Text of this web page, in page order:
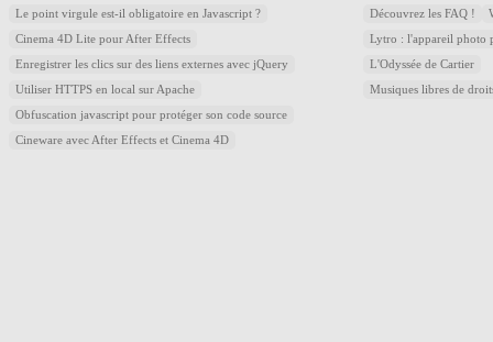
Le point virgule est-il obligatoire en Javascript ?
Cinema 4D Lite pour After Effects
Enregistrer les clics sur des liens externes avec jQuery
Utiliser HTTPS en local sur Apache
Obfuscation javascript pour protéger son code source
Cineware avec After Effects et Cinema 4D
Découvrez les FAQ !
Lytro : l'appareil photo
L'Odyssée de Cartier
Musiques libres de